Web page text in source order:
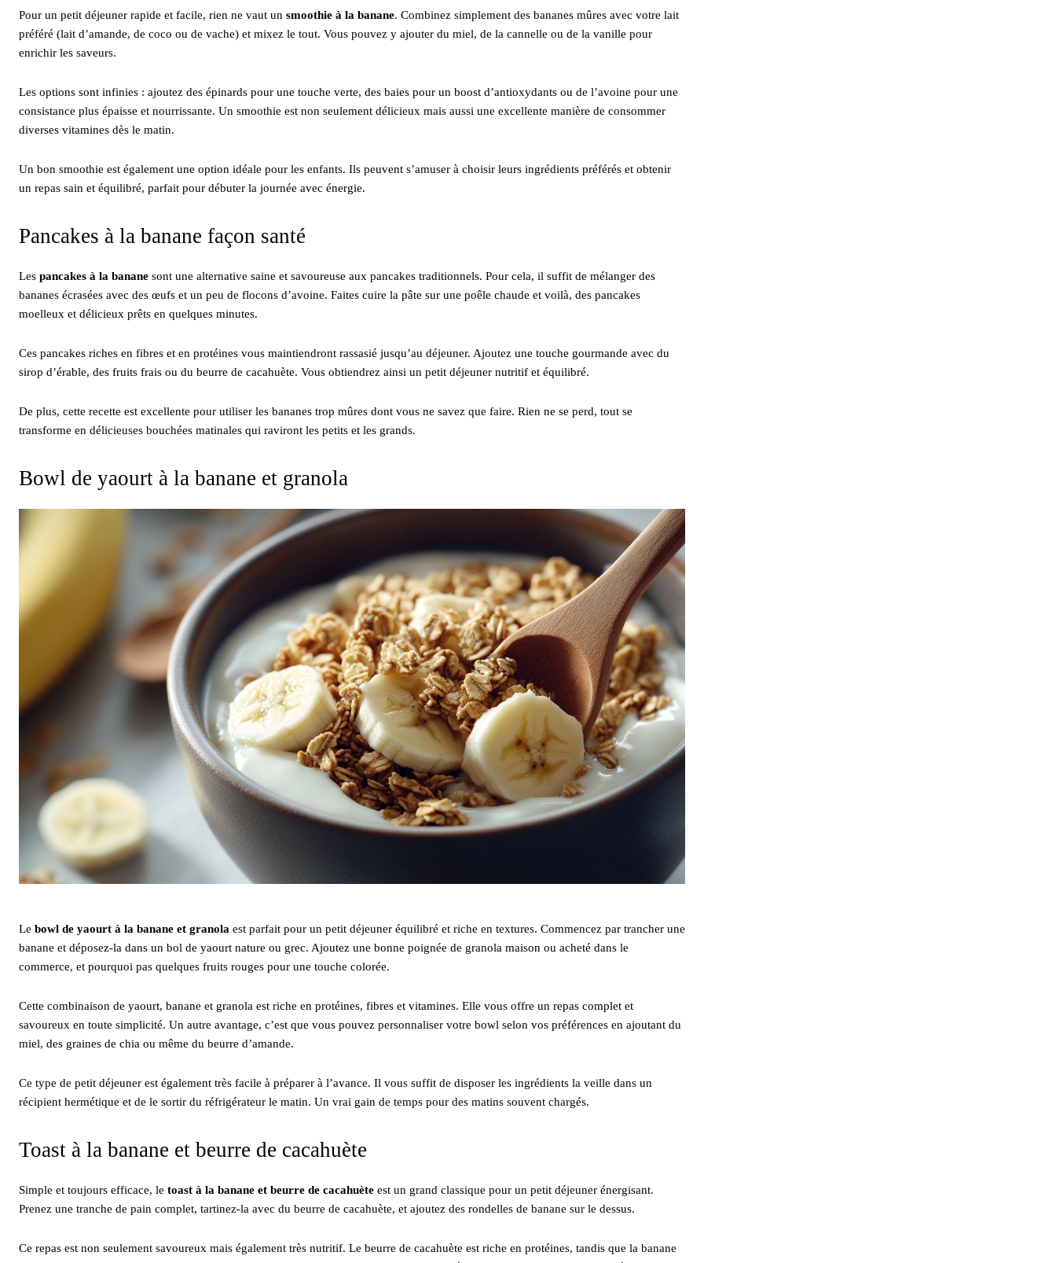
Pour un petit déjeuner rapide et facile, rien ne vaut un smoothie à la banane. Combinez simplement des bananes mûres avec votre lait
préféré (lait d’amande, de coco ou de vache) et mixez le tout. Vous pouvez y ajouter du miel, de la cannelle ou de la vanille pour
enrichir les saveurs.
Les options sont infinies : ajoutez des épinards pour une touche verte, des baies pour un boost d’antioxydants ou de l’avoine pour une
consistance plus épaisse et nourrissante. Un smoothie est non seulement délicieux mais aussi une excellente manière de consommer
diverses vitamines dès le matin.
Un bon smoothie est également une option idéale pour les enfants. Ils peuvent s’amuser à choisir leurs ingrédients préférés et obtenir
un repas sain et équilibré, parfait pour débuter la journée avec énergie.
Pancakes à la banane façon santé
Les pancakes à la banane sont une alternative saine et savoureuse aux pancakes traditionnels. Pour cela, il suffit de mélanger des
bananes écrasées avec des œufs et un peu de flocons d’avoine. Faites cuire la pâte sur une poêle chaude et voilà, des pancakes
moelleux et délicieux prêts en quelques minutes.
Ces pancakes riches en fibres et en protéines vous maintiendront rassasié jusqu’au déjeuner. Ajoutez une touche gourmande avec du
sirop d’érable, des fruits frais ou du beurre de cacahuète. Vous obtiendrez ainsi un petit déjeuner nutritif et équilibré.
De plus, cette recette est excellente pour utiliser les bananes trop mûres dont vous ne savez que faire. Rien ne se perd, tout se
transforme en délicieuses bouchées matinales qui raviront les petits et les grands.
Bowl de yaourt à la banane et granola
Le bowl de yaourt à la banane et granola est parfait pour un petit déjeuner équilibré et riche en textures. Commencez par trancher une
banane et déposez-la dans un bol de yaourt nature ou grec. Ajoutez une bonne poignée de granola maison ou acheté dans le
commerce, et pourquoi pas quelques fruits rouges pour une touche colorée.
Cette combinaison de yaourt, banane et granola est riche en protéines, fibres et vitamines. Elle vous offre un repas complet et
savoureux en toute simplicité. Un autre avantage, c’est que vous pouvez personnaliser votre bowl selon vos préférences en ajoutant du
miel, des graines de chia ou même du beurre d’amande.
Ce type de petit déjeuner est également très facile à préparer à l’avance. Il vous suffit de disposer les ingrédients la veille dans un
récipient hermétique et de le sortir du réfrigérateur le matin. Un vrai gain de temps pour des matins souvent chargés.
Toast à la banane et beurre de cacahuète
Simple et toujours efficace, le toast à la banane et beurre de cacahuète est un grand classique pour un petit déjeuner énergisant.
Prenez une tranche de pain complet, tartinez-la avec du beurre de cacahuète, et ajoutez des rondelles de banane sur le dessus.
Ce repas est non seulement savoureux mais également très nutritif. Le beurre de cacahuète est riche en protéines, tandis que la banane